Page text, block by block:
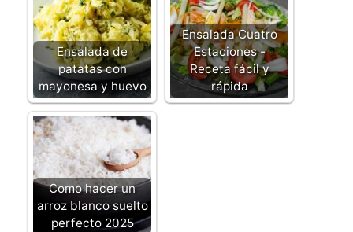
Ensalada de
patatas con
mayonesa y huevo
Ensalada Cuatro
Estaciones -
Receta fácil y
rápida
Como hacer un
arroz blanco suelto
perfecto 2025